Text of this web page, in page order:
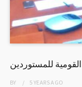
للمستوردين
BY 5 YEARSAGO